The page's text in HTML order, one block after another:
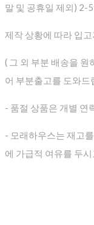
말 및 공휴일 제외) 2-
제작 상황에 따라 입
( 그 외 부분 배송을
어 부분출고를 도와드
- 품절 상품은 개별 연
- 모래하우스는 재고
에 가급적 여유를 두